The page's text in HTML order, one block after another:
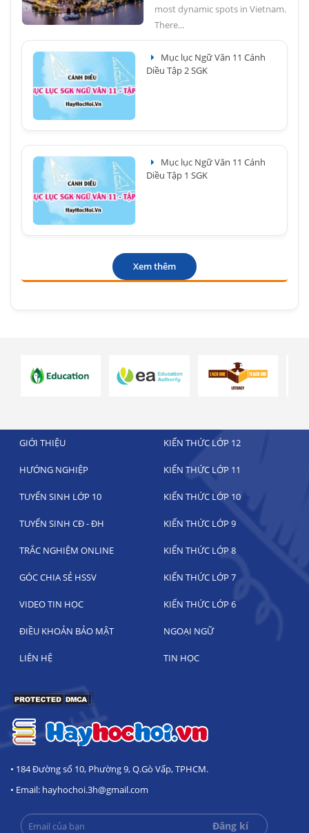
most dynamic spots in Vietnam.
There...
Mục lục Ngữ Văn 11 Cánh
Diều Tập 2 SGK
Mục lục Ngữ Văn 11 Cánh
Diều Tập 1 SGK
Xem thêm
GIỚI THIỆU KIẾN THỨC LỚP 12
HƯỚNG NGHIỆP KIẾN THỨC LỚP 11
TUYỂN SINH LỚP 10 KIẾN THỨC LỚP 10
TUYỂN SINH CĐ - ĐH KIẾN THỨC LỚP 9
TRẮC NGHIỆM ONLINE KIẾN THỨC LỚP 8
GÓC CHIA SẺ HSSV KIẾN THỨC LỚP 7
VIDEO TIN HỌC KIẾN THỨC LỚP 6
ĐIỀU KHOẢN BẢO MẬT NGOẠI NGỮ
LIÊN HỆ TIN HỌC
• 184 Đường số 10, Phường 9, Q.Gò Vấp, TPHCM.
• Email: hayhochoi.3h@gmail.com